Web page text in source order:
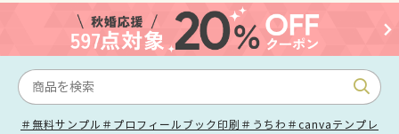
＃無料サンプル ＃プロフィールブック印刷 ＃うちわ ＃canvaテンプレ